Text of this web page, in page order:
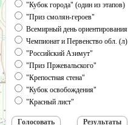
"Кубок города" (один из этапов)
"Приз смолян-героев"
Всемирный день ориентирования
Чемпионат и Первенство обл. (л)
"Российский Азимут"
"Приз Пржевальского"
"Крепостная стена"
"Кубок освобождения"
"Красный лист"